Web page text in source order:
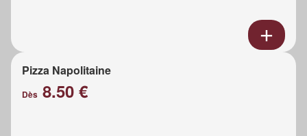
Pizza Napolitaine
Dès 8.50 €